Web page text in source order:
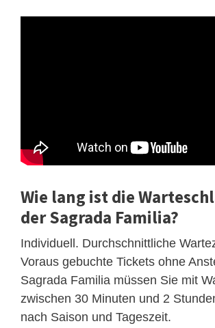
Wie lang ist die
der Sagrada Familia?
Individuell. Durchschnittliche
Voraus gebuchte Tickets ohne
Sagrada Familia müssen Sie mit
zwischen 30 Minuten und 2
nach Saison und Tageszeit.